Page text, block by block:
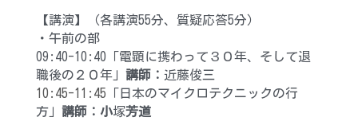
【講演】
（各講演55分、質疑応答5分）
・午前の部
09:40-10:40「電顕に携わって３０年、そして退
職後の２０年」講師：近藤俊三
10:45-11:45 「日本のマイクロテクニックの行
方」講師：小塚芳道